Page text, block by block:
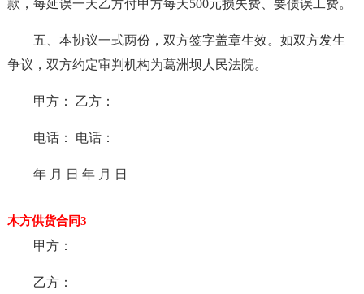
款，每延误一天乙方付甲方每天500元损失费、要债误工费。
五、本协议一式两份，双方签字盖章生效。如双方发生
争议，双方约定审判机构为葛洲坝人民法院。
甲方： 乙方：
电话： 电话：
年 月 日 年 月 日
木方供货合同3
甲方：
乙方：